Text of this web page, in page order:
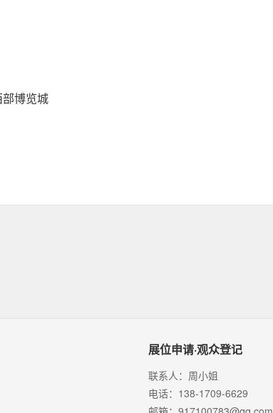
博览城
展位申请·观众登记
联系人：周小姐
电话：138-1709-6629